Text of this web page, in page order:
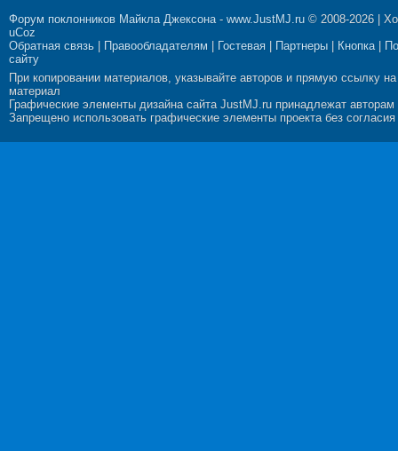
Форум поклонников Майкла Джексона- www.JustMJ.ru © 2008-2026 |
uCoz
Обратная связь
Правообладателям Гостевая Партнеры Кнопка|
сайту
При копировании материалов, указывайте авторов и прямую ссылку на
материал
Графические элементы дизайна сайта JustMJ.ru принадлежат авторам
Запрещено использовать графические элементы проекта без согласия